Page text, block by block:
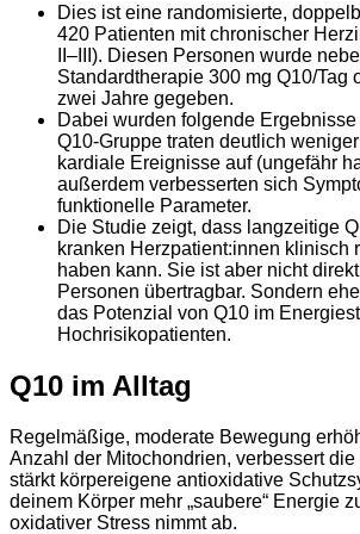
Dies ist eine randomisierte,
420 Patienten mit chronischer
II–III). Diesen Personen wurde
Standardtherapie 300 mg Q10/Tag
zwei Jahre gegeben.
Dabei wurden folgende
Q10‑Gruppe traten deutlich
kardiale Ereignisse auf (ungefähr
außerdem verbesserten sich
funktionelle Parameter.​
Die Studie zeigt, dass langzeitige
kranken Herzpatient:innen klinisch
haben kann. Sie ist aber nicht
Personen übertragbar. Sondern
das Potenzial von Q10 im
Hochrisikopatienten.
Q10 im Alltag
Regelmäßige, moderate Bewegung
Anzahl der Mitochondrien, verbessert
stärkt körpereigene antioxidative
deinem Körper mehr „saubere“ Energie
oxidativer Stress nimmt ab.